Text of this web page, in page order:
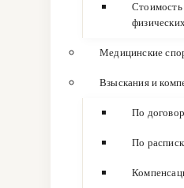
Стоимость
Медицинские
Взыскания и
По
По